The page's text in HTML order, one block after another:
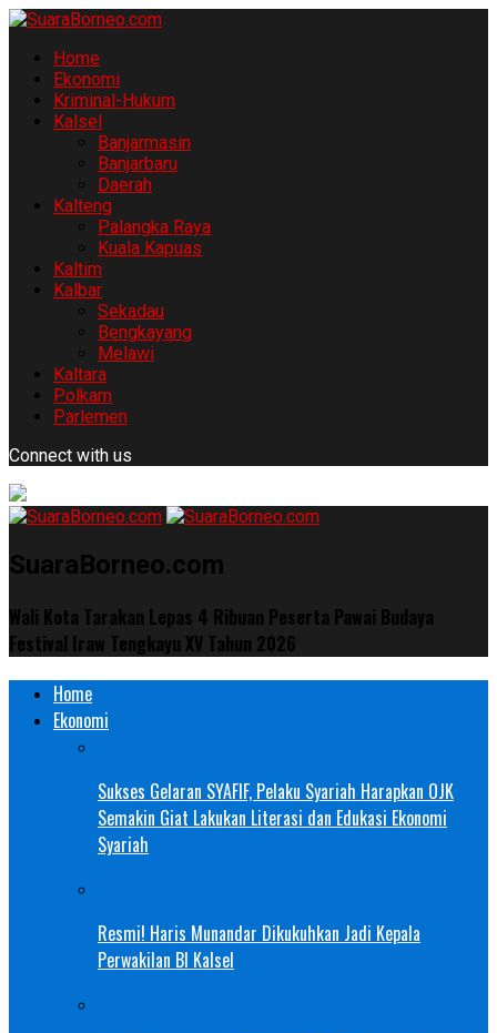
Home
Ekonomi
Kriminal-Hukum
Kalsel
Banjarmasin
Banjarbaru
Daerah
Kalteng
Palangka Raya
Kuala Kapuas
Kaltim
Kalbar
Sekadau
Bengkayang
Melawi
Kaltara
Polkam
Parlemen
Connect with us
SuaraBorneo.com
Wali Kota Tarakan Lepas 4 Ribuan Peserta Pawai Budaya
Festival Iraw Tengkayu XV Tahun 2026
Home
Ekonomi
Sukses Gelaran SYAFIF, Pelaku Syariah Harapkan OJK
Semakin Giat Lakukan Literasi dan Edukasi Ekonomi
Syariah
Resmi! Haris Munandar Dikukuhkan Jadi Kepala
Perwakilan BI Kalsel